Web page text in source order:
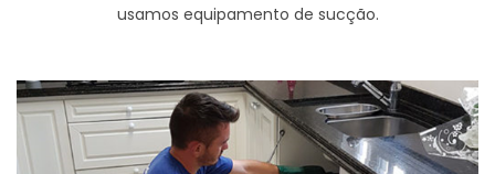
usamos equipamento de sucção.